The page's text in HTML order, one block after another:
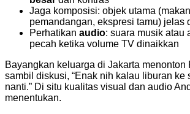
Jaga komposisi: objek utama
pemandangan, ekspresi tamu) jelas
Perhatikan audio: suara musik atau
pecah ketika volume TV dinaikkan
Bayangkan keluarga di Jakarta menonton
sambil diskusi, “Enak nih kalau liburan ke
nanti.” Di situ kualitas visual dan audio
menentukan.